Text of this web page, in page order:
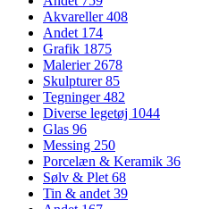
Akvareller408
Andet 174
Grafik 1875
Malerier2678
Skulpturer85
Tegninger482
Diverse legetøj 1044
Glas 96
Messing 250
Porcelæn & Keramik 36
Sølv & Plet68
Tin & andet39